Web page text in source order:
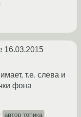
16.03.2015
т.е. слева и
фона
автор топика